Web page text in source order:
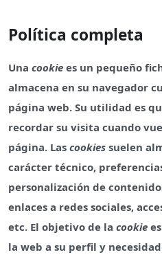
Política completa
Una cookie es un pequeño
almacena en su navegador
página web. Su utilidad es
recordar su visita cuando
página. Las cookies suelen
carácter técnico,
personalización de
enlaces a redes sociales,
etc. El objetivo de la cookie
la web a su perfil y